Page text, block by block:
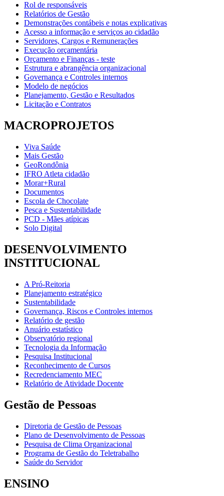
Rol de responsáveis
Relatórios de Gestão
Demonstrações contábeis e notas explicativas
Acesso a informação e serviços ao cidadão
Servidores, Cargos e Remunerações
Execução orçamentária
Orçamento e Finanças - teste
Estrutura e abrangência organizacional
Governança e Controles internos
Modelo de negócios
Planejamento, Gestão e Resultados
Licitação e Contratos
MACROPROJETOS
Viva Saúde
Mais Gestão
GeoRondônia
IFRO Atleta cidadão
Morar+Rural
Documentos
Escola de Chocolate
Pesca e Sustentabilidade
PCD - Mães atípicas
Solo Digital
DESENVOLVIMENTO
INSTITUCIONAL
A Pró-Reitoria
Planejamento estratégico
Sustentabilidade
Governança, Riscos e Controles internos
Relatório de gestão
Anuário estatístico
Observatório regional
Tecnologia da Informação
Pesquisa Institucional
Reconhecimento de Cursos
Recredenciamento MEC
Relatório de Atividade Docente
Gestão de Pessoas
Diretoria de Gestão de Pessoas
Plano de Desenvolvimento de Pessoas
Pesquisa de Clima Organizacional
Programa de Gestão do Teletrabalho
Saúde do Servidor
ENSINO